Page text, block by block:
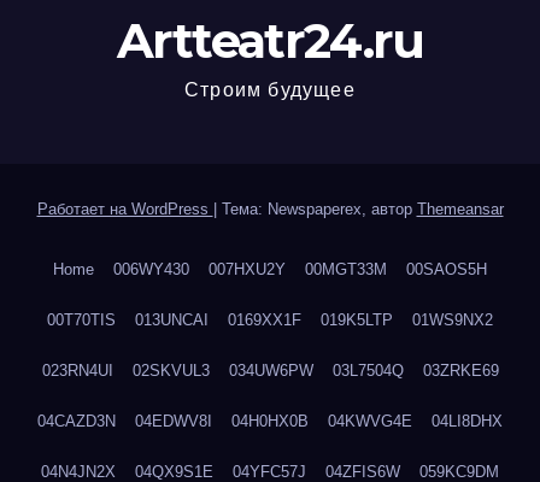
Artteatr24.ru
Строим будущее
Работает на WordPress Тема: Newspaperex, автор Themeansar
Home 006WY430 007HXU2Y 00MGT33M 00SAOS5H
00T70TIS 013UNCAI 0169XX1F 019K5LTP 01WS9NX2
023RN4UI 02SKVUL3 034UW6PW 03L7504Q 03ZRKE69
04CAZD3N 04EDWV8I 04H0HX0B 04KWVG4E 04LI8DHX
04N4JN2X 04QX9S1E 04YFC57J 04ZFIS6W 059KC9DM